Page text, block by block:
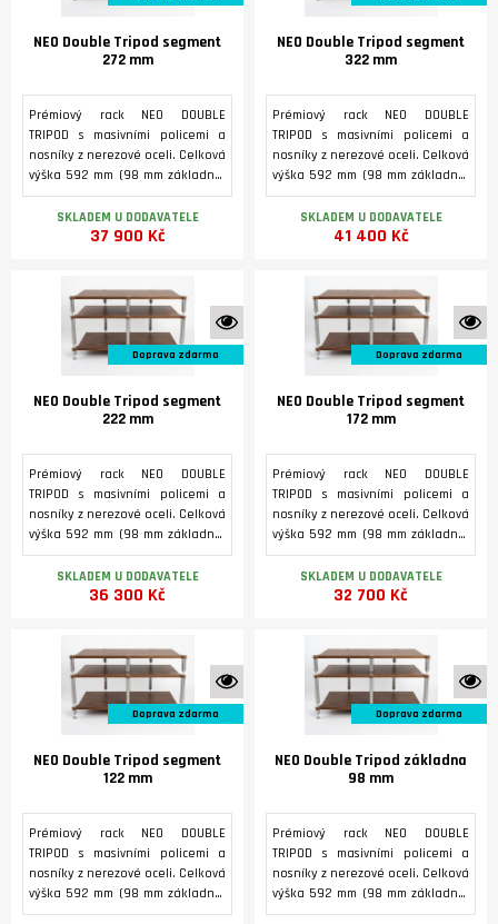
NEO Double Tripod segment
272 mm
Prémiový rack NEO DOUBLE
TRIPOD s masivními policemi a
nosníky z nerezové oceli. Celková
výška 592 mm (98 mm základna,
322 mm první patro, 172 mm
druhé patro.
SKLADEM U DODAVATELE
37 900 Kč
NEO Double Tripod segment
322 mm
Prémiový rack NEO DOUBLE
TRIPOD s masivními policemi a
nosníky z nerezové oceli. Celková
výška 592 mm (98 mm základna,
322 mm první patro, 172 mm
druhé patro.
SKLADEM U DODAVATELE
41 400 Kč
K vidění ve studiu
Doprava zdarma
NEO Double Tripod segment
222 mm
Prémiový rack NEO DOUBLE
TRIPOD s masivními policemi a
nosníky z nerezové oceli. Celková
výška 592 mm (98 mm základna,
322 mm první patro, 172 mm
druhé patro.
SKLADEM U DODAVATELE
36 300 Kč
Doprava zdarma
NEO Double Tripod segment
172 mm
Prémiový rack NEO DOUBLE
TRIPOD s masivními policemi a
nosníky z nerezové oceli. Celková
výška 592 mm (98 mm základna,
322 mm první patro, 172 mm
druhé patro.
SKLADEM U DODAVATELE
32 700 Kč
K vidění ve studiu
Doprava zdarma
NEO Double Tripod segment
122 mm
Prémiový rack NEO DOUBLE
TRIPOD s masivními policemi a
nosníky z nerezové oceli. Celková
výška 592 mm (98 mm základna,
322 mm první patro, 172 mm
Doprava zdarma
NEO Double Tripod základna
98 mm
Prémiový rack NEO DOUBLE
TRIPOD s masivními policemi a
nosníky z nerezové oceli. Celková
výška 592 mm (98 mm základna,
322 mm první patro, 172 mm